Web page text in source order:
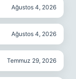
Ağustos 4, 2026
Ağustos 4, 2026
Temmuz 29, 2026